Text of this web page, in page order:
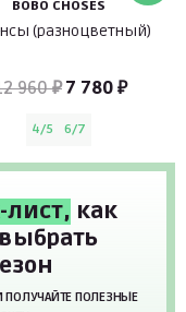
BOBO CHOSES
(разноцветный)
960 ₽ 7 780 ₽
4/5 6/7
лист, как
ПОЛЕЗНЫЕ